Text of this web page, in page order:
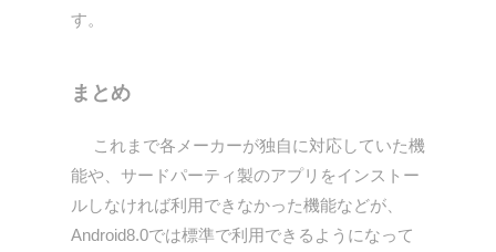
す。
まとめ
これまで各メーカーが独自に対応していた機
能や、サードパーティ製のアプリをインストー
ルしなければ利用できなかった機能などが、
Android8.0では標準で利用できるようになって